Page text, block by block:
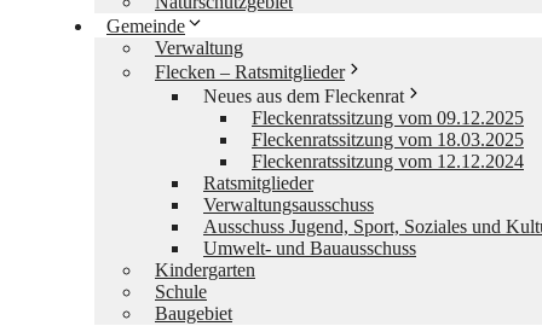
Gemeinde
Verwaltung
Flecken – Ratsmitglieder
Neues aus dem Fleckenrat
Fleckenratssitzung vom 09.12.2025
Fleckenratssitzung vom 18.03.2025
Fleckenratssitzung vom 12.12.2024
Ratsmitglieder
Verwaltungsausschuss
Ausschuss Jugend, Sport, Soziales und
Umwelt- und Bauausschuss
Kindergarten
Schule
Baugebiet